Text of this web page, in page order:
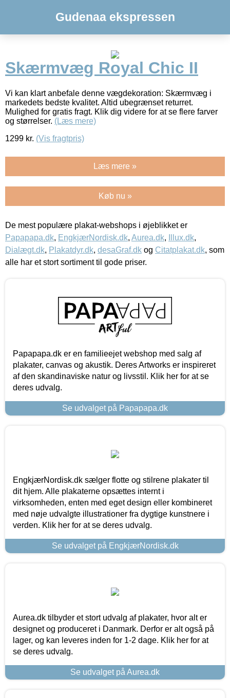
Gudenaa ekspressen
Skærmvæg Royal Chic II
Vi kan klart anbefale denne vægdekoration: Skærmvæg i
markedets bedste kvalitet. Altid ubegrænset returret.
Mulighed for gratis fragt. Klik dig videre for at se flere farver
og størrelser. (Læs mere)
1299 kr. (Vis fragtpris)
Læs mere »
Køb nu »
De mest populære plakat-webshops i øjeblikket er
Papapapa.dk, EngkjærNordisk.dk, Aurea.dk, Illux.dk,
Dialægt.dk, Plakatdyr.dk, desaGraf.dk og Citatplakat.dk, som
alle har et stort sortiment til gode priser.
Papapapa.dk er en familieejet webshop med salg af
plakater, canvas og akustik. Deres Artworks er inspireret
af den skandinaviske natur og livsstil. Klik her for at se
deres udvalg.
Se udvalget på Papapapa.dk
EngkjærNordisk.dk sælger flotte og stilrene plakater til
dit hjem. Alle plakaterne opsættes internt i
virksomheden, enten med eget design eller kombineret
med nøje udvalgte illustrationer fra dygtige kunstnere i
verden. Klik her for at se deres udvalg.
Se udvalget på EngkjærNordisk.dk
Aurea.dk tilbyder et stort udvalg af plakater, hvor alt er
designet og produceret i Danmark. Derfor er alt også på
lager, og kan leveres inden for 1-2 dage. Klik her for at
se deres udvalg.
Se udvalget på Aurea.dk